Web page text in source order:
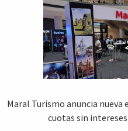
Maral Turismo anuncia nueva
cuotas sin